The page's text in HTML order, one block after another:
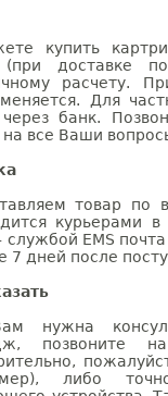
купить
(при доставке
расчету.
Для
банк.
на все Ваши
товар по
курьерами
службой EMS
7 дней после
нужна
позвоните
либо